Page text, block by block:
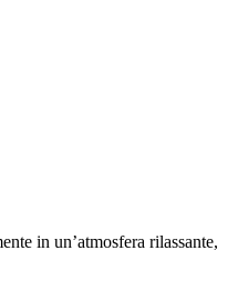
in un’atmosfera rilassante,